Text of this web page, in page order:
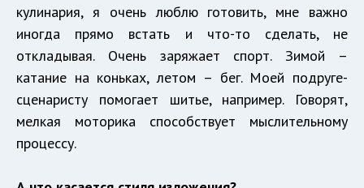
кулинария, я очень люблю готовить, мне важно
иногда прямо встать и что-то сделать, не
откладывая. Очень заряжает спорт. Зимой –
катание на коньках, летом – бег. Моей подруге-
сценаристу помогает шитье, например. Говорят,
мелкая моторика способствует мыслительному
процессу.